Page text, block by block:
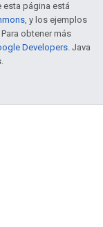
esta página está
, y los ejemplos
Para obtener más
Developers. Java